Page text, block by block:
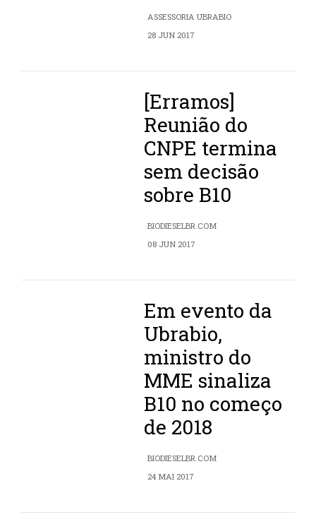
ASSESSORIA UBRABIO
28 JUN 2017
[Erramos]
Reunião do
CNPE termina
sem decisão
sobre B10
BIODIESELBR.COM
08 JUN 2017
Em evento da
Ubrabio,
ministro do
MME sinaliza
B10 no começo
de 2018
BIODIESELBR.COM
24 MAI 2017